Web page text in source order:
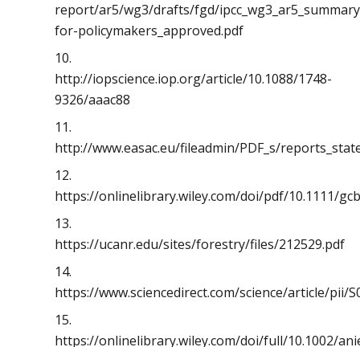
report/ar5/wg3/drafts/fgd/
for-policymakers_approved.pdf
http://iopscience.iop.org/article/10.1088/1748-
9326/aaac88
http://www.easac.eu/fileadmin/PDF_s/
https://onlinelibrary.wiley.com/doi/pdf/10.1111/
https://ucanr.edu/sites/forestry/files/212529.pdf
https://www.sciencedirect.com/science/article/pii/
https://onlinelibrary.wiley.com/doi/full/10.1002/